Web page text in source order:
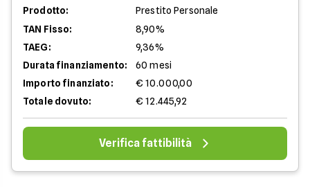
Prodotto:
Prestito Personale
TAN Fisso:
8,90%
TAEG:
9,36%
Durata finanziamento:
60 mesi
Importo finanziato:
€ 10.000,00
Totale dovuto:
€ 12.445,92
Verifica fattibilità